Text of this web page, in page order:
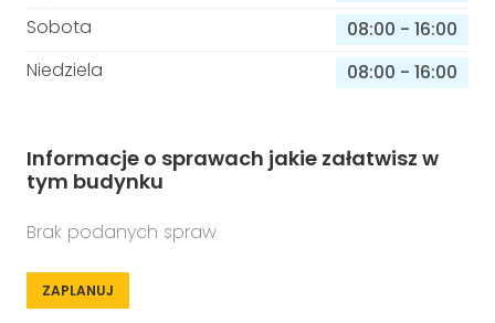
Sobota
08:00 - 16:00
Niedziela
08:00 - 16:00
Informacje o sprawach jakie załatwisz w
tym budynku
Brak podanych spraw
ZAPLANUJ